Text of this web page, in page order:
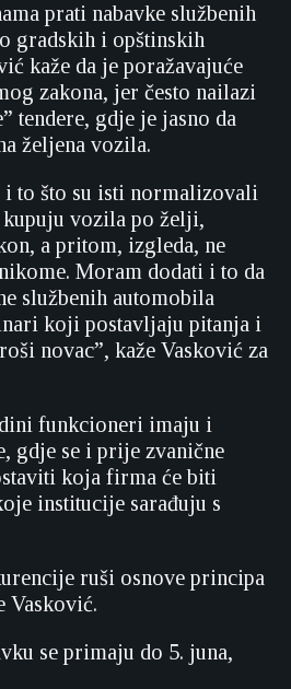
prati nabavke službenih
gradskih i opštinskih
kaže da je poražavajuće
zakona, jer često nailazi
tendere, gdje je jasno da
željena vozila.
i to što su isti normalizovali
kupuju vozila po želji,
a pritom, izgleda, ne
Moram dodati i to da
službenih automobila
koji postavljaju pitanja i
novac”, kaže Vasković za
funkcioneri imaju i
gdje se i prije zvanične
koja firma će biti
institucije sarađuju s
ruši osnove principa
Vasković.
se primaju do 5. juna,